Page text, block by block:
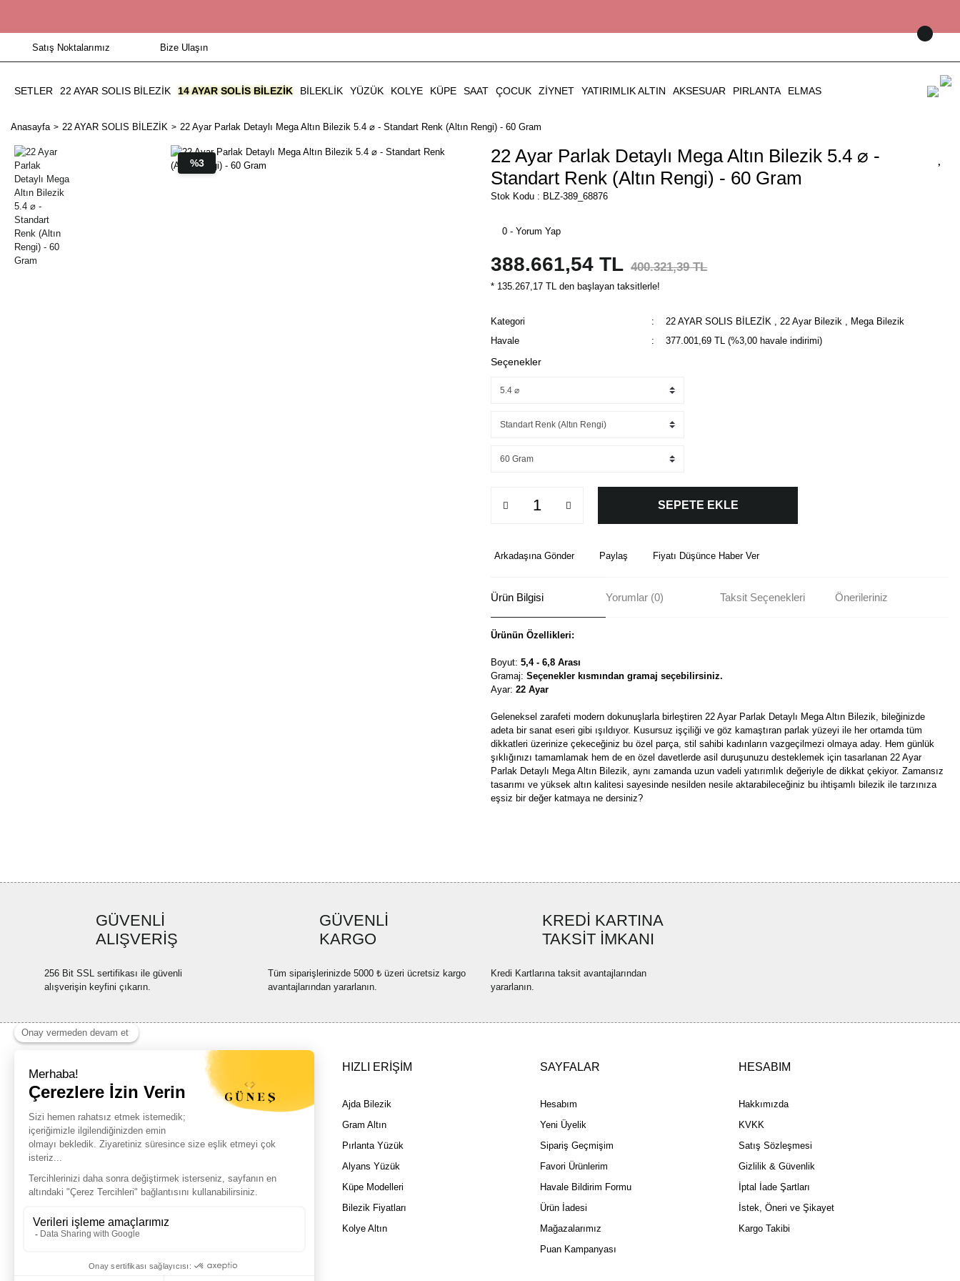
Satış Noktalarımız Bize Ulaşın
SETLER 22 AYAR SOLIS BİLEZİK 14 AYAR SOLIS BILEZIK BILEKLIK YÜZÜK KOLYE KÜPE SAAT ÇOCUK ZIYNET YATIRIMLIK ALTIN AKSESUAR PIRLANTA ELMAS
Anasayfa 22 AYAR SOLIS BİLEZİK 22 Ayar Parlak Detaylı Mega Altın Bilezik 5.4 ⌀ - Standart Renk (Altın Rengi) - 60 Gram
%3
22 Ayar Parlak Detaylı Mega Altın Bilezik 5.4 ⌀ -
Standart Renk (Altın Rengi) - 60 Gram
Stok Kodu : BLZ-389_68876
0 - Yorum Yap
388.661,54 TL 400.321,39 TL
* 135.267,17 TL den başlayan taksitlerle!
Kategori 22 AYAR SOLIS BİLEZİK , 22 Ayar Bilezik , Mega Bilezik
Havale
377.001,69 TL (%3,00 havale indirimi)
Seçenekler
SEPETE EKLE
Arkadaşına Gönder Paylaş Fiyatı Düşünce Haber Ver
Ürün Bilgisi Yorumlar (0) Taksit Seçenekleri Önerileriniz
Ürünün Özellikleri:
Boyut: 5,4 - 6,8 Arası
Gramaj: Seçenekler kısmından gramaj seçebilirsiniz.
Ayar: 22 Ayar
Geleneksel zarafeti modern dokunuşlarla birleştiren 22 Ayar Parlak Detaylı Mega Altın Bilezik, bileğinizde
adeta bir sanat eseri gibi ışıldıyor. Kusursuz işçiliği ve göz kamaştıran parlak yüzeyi ile her ortamda tüm
dikkatleri üzerinize çekeceğiniz bu özel parça, stil sahibi kadınların vazgeçilmezi olmaya aday. Hem günlük
şıklığınızı tamamlamak hem de en özel davetlerde asil duruşunuzu desteklemek için tasarlanan 22 Ayar
Parlak Detaylı Mega Altın Bilezik, aynı zamanda uzun vadeli yatırımlık değeriyle de dikkat çekiyor. Zamansız
tasarımı ve yüksek altın kalitesi sayesinde nesilden nesile aktarabileceğiniz bu ihtişamlı bilezik ile tarzınıza
eşsiz bir değer katmaya ne dersiniz?
Ürün açıklamasında eksik bilgiler bulunuyor.
Ürün bilgilerinde hatalar bulunuyor.
Bu ürüne benzer farklı alternatifler olmalı.
GÜVENLİ
ALIŞVERİŞ
256 Bit SSL sertifikası ile güvenli
alışverişin keyfini çıkarın.
GÜVENLİ
KARGO
Tüm siparişlerinizde 5000 ₺ üzeri ücretsiz kargo
avantajlarından yararlanın.
KREDİ KARTINA
TAKSİT İMKANI
Kredi Kartlarına taksit avantajlarından
yararlanın.
HIZLI ERİŞİM
Ajda Bilezik
Gram Altın
Pırlanta Yüzük
Alyans Yüzük
Küpe Modelleri
Bilezik Fiyatları
Kolye Altın
SAYFALAR
Hesabım
Yeni Üyelik
Sipariş Geçmişim
Favori Ürünlerim
Havale Bildirim Formu
Ürün İadesi
Mağazalarımız
Puan Kampanyası
HESABIM
Hakkımızda
KVKK
Satış Sözleşmesi
Gizlilik & Güvenlik
İptal İade Şartları
İstek, Öneri ve Şikayet
Kargo Takibi